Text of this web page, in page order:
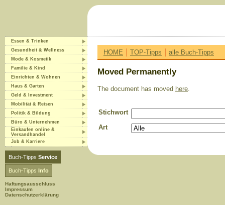
Essen & Trinken
Gesundheit & Wellness
Mode & Kosmetik
Familie & Kind
Einrichten & Wohnen
Haus & Garten
Geld & Investment
Mobilität & Reisen
Politik & Bildung
Büro & Unternehmen
Einkaufen online &
Versandhandel
Job & Karriere
Buch-Tipps Service
Buch-Tipps Info
Haftungsausschluss
Impressum
Datenschutzerklärung
HOME | TOP-Tipps | alle Buch-Tipps
Moved Permanently
The document has moved here.
Stichwort
Art